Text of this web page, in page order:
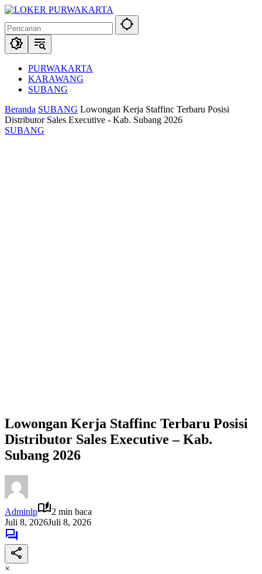
Langsung
konten
PURWAKARTA
KARAWANG
SUBANG
Beranda SUBANG Lowongan Kerja Staffinc Terbaru Posisi
Distributor Sales Executive - Kab. Subang 2026
SUBANG
Lowongan Kerja Staffinc Terbaru Posisi
Distributor Sales Executive – Kab.
Subang 2026
Adminlp
2 min baca
Juli 8, 2026Juli 8, 2026
×